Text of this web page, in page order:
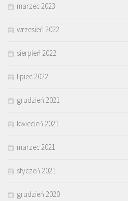
marzec 2023
wrzesień 2022
sierpień 2022
lipiec 2022
grudzień 2021
kwiecień 2021
marzec 2021
styczeń 2021
grudzień 2020